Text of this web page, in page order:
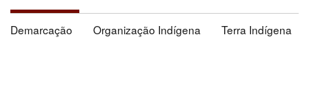
Demarcação Organização Indígena Terra Indígena